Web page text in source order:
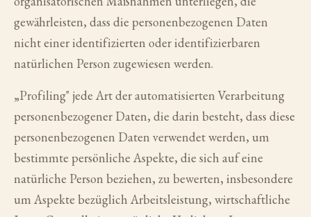
gewährleisten, dass die personenbezogenen Daten
nicht einer identifizierten oder identifizierbaren
natürlichen Person zugewiesen werden.
„Profiling" jede Art der automatisierten Verarbeitung
personenbezogener Daten, die darin besteht, dass diese
personenbezogenen Daten verwendet werden, um
bestimmte persönliche Aspekte, die sich auf eine
natürliche Person beziehen, zu bewerten, insbesondere
um Aspekte bezüglich Arbeitsleistung, wirtschaftliche